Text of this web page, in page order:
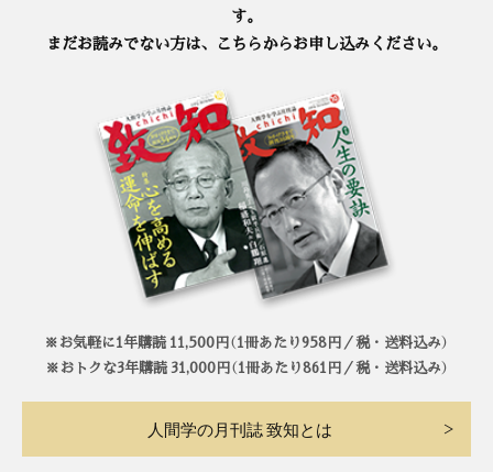
す。
まだお読みでない方は、こちらからお申し込みください。
※お気軽に1年購読 11,500円（1冊あたり958円／税・送料込み）
※おトクな3年購読 31,000円（1冊あたり861円／税・送料込み）
人間学の月刊誌 致知とは